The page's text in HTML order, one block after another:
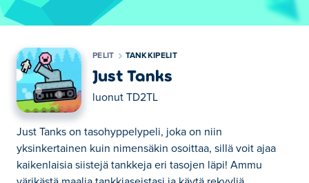
PELIT TANKKIPELIT
Just Tanks
luonut TD2TL
Just Tanks on tasohyppelypeli, joka on niin
yksinkertainen kuin nimensäkin osoittaa, sillä voit ajaa
kaikenlaisia siistejä tankkeja eri tasojen läpi! Ammu